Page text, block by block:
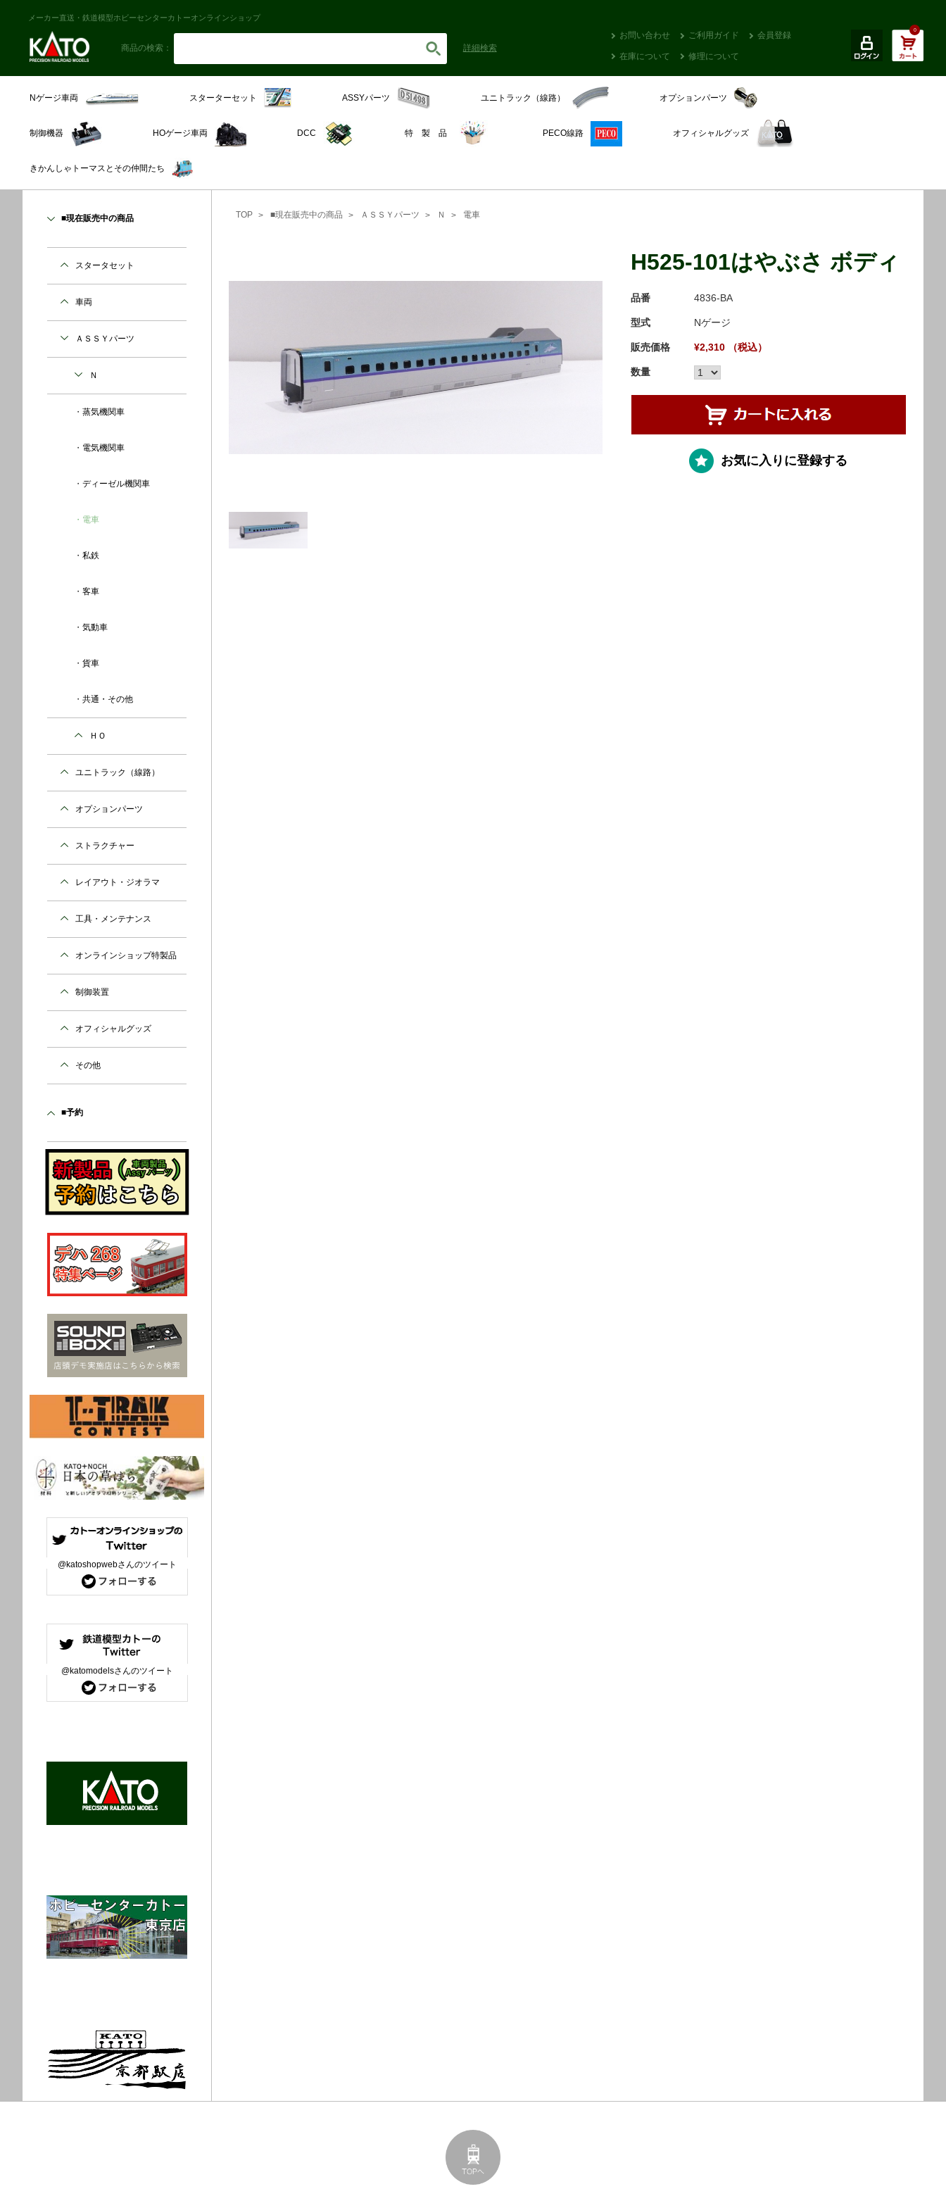
メーカー直送・鉄道模型ホビーセンターカトーオンラインショップ
商品の検索： 詳細検索
お問い合わせ ご利用ガイド 会員登録
在庫について 修理について
0
Nゲージ車両 スターターセット ASSYパーツ ユニトラック（線路） オプションパーツ
制御機器 HOゲージ車両 DCC 特 製 品 PECO線路 オフィシャルグッズ
きかんしゃトーマスとその仲間たち
TOP ■現在販売中の商品 ＡＳＳＹパーツ Ｎ 電車
H525-101はやぶさ ボディ
品番 4836-BA
型式 Nゲージ
販売価格 ¥2,310 （税込）
数量
お気に入りに登録する
■現在販売中の商品
スタータセット
車両
ＡＳＳＹパーツ
Ｎ
蒸気機関車
電気機関車
ディーゼル機関車
電車
私鉄
客車
気動車
貨車
共通・その他
ＨＯ
ユニトラック（線路）
オプションパーツ
ストラクチャー
レイアウト・ジオラマ
工具・メンテナンス
オンラインショップ特製品
制御装置
オフィシャルグッズ
その他
■予約
@katoshopwebさんのツイート
@katomodelsさんのツイート